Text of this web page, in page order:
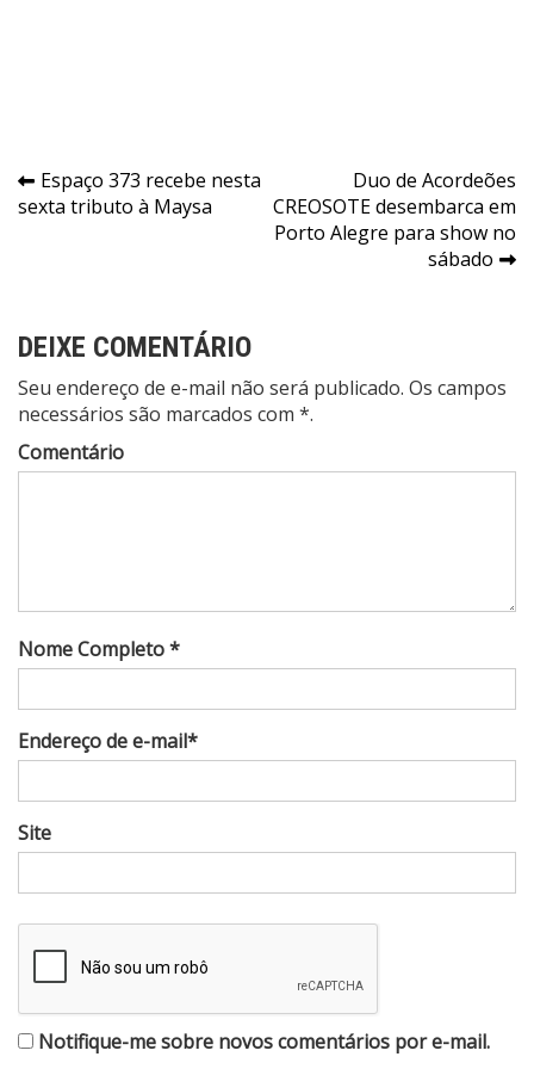
Navegação
de
​Espaço 373 recebe nesta
sexta tributo à Maysa
Duo de Acordeões
CREOSOTE desembarca em
Porto Alegre para show no
sábado
DEIXE COMENTÁRIO
Seu endereço de e-mail não será publicado. Os campos
necessários são marcados com *.
Comentário
Nome Completo *
Endereço de e-mail*
Site
Notifique-me sobre novos comentários por e-mail.